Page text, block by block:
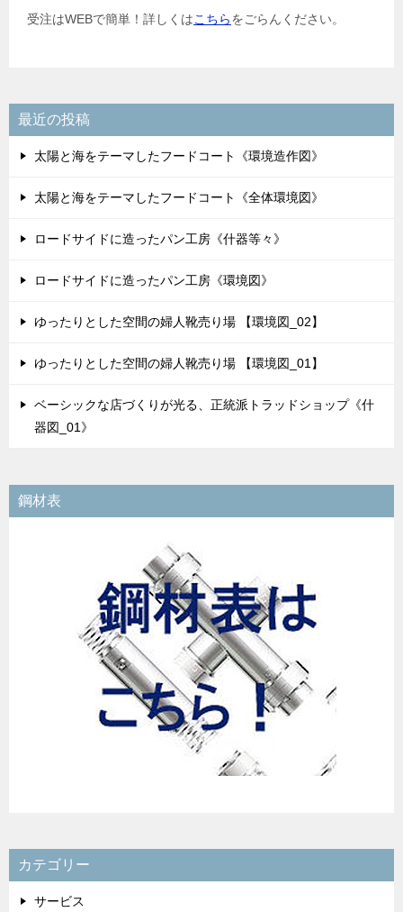
受注はWEBで簡単！詳しくはこちらをごらんください。
最近の投稿
太陽と海をテーマしたフードコート《環境造作図》
太陽と海をテーマしたフードコート《全体環境図》
ロードサイドに造ったパン工房《什器等々》
ロードサイドに造ったパン工房《環境図》
ゆったりとした空間の婦人靴売り場 【環境図_02】
ゆったりとした空間の婦人靴売り場 【環境図_01】
ベーシックな店づくりが光る、正統派トラッドショップ《什
器図_01》
鋼材表
カテゴリー
サービス